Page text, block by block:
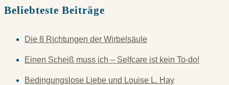
Beliebteste Beiträge
Die 8 Richtungen der Wirbelsäule
Einen Scheiß muss ich – Selfcare ist kein To-do!
Bedingungslose Liebe und Louise L. Hay